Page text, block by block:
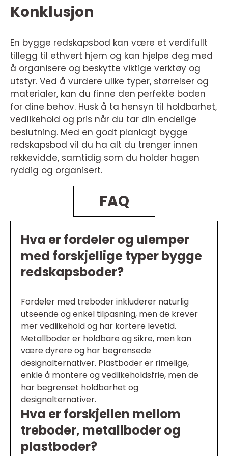
Konklusjon
En bygge redskapsbod kan være et verdifullt
tillegg til ethvert hjem og kan hjelpe deg med
å organisere og beskytte viktige verktøy og
utstyr. Ved å vurdere ulike typer, størrelser og
materialer, kan du finne den perfekte boden
for dine behov. Husk å ta hensyn til holdbarhet,
vedlikehold og pris når du tar din endelige
beslutning. Med en godt planlagt bygge
redskapsbod vil du ha alt du trenger innen
rekkevidde, samtidig som du holder hagen
ryddig og organisert.
FAQ
Hva er fordeler og ulemper
med forskjellige typer bygge
redskapsboder?
Fordeler med treboder inkluderer naturlig
utseende og enkel tilpasning, men de krever
mer vedlikehold og har kortere levetid.
Metallboder er holdbare og sikre, men kan
være dyrere og har begrensede
designalternativer. Plastboder er rimelige,
enkle å montere og vedlikeholdsfrie, men de
har begrenset holdbarhet og
designalternativer.
Hva er forskjellen mellom
treboder, metallboder og
plastboder?